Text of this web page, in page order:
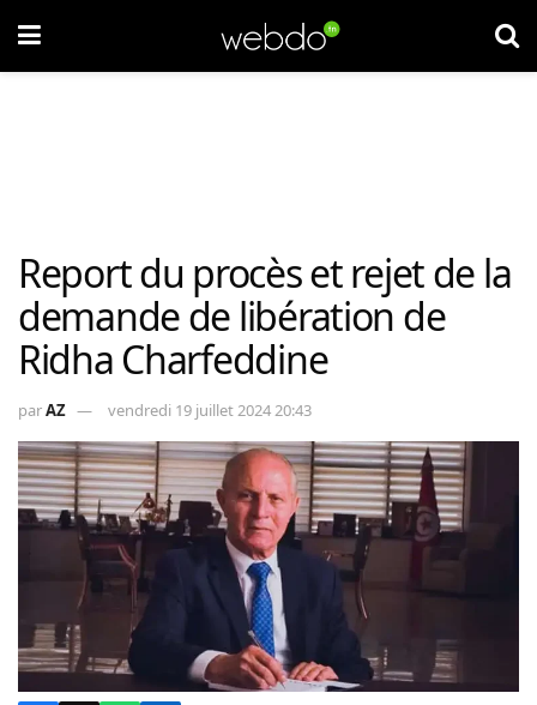
Report du procès et rejet de la
demande de libération de
Ridha Charfeddine
parAZ vendredi 19 juillet 2024 20:43